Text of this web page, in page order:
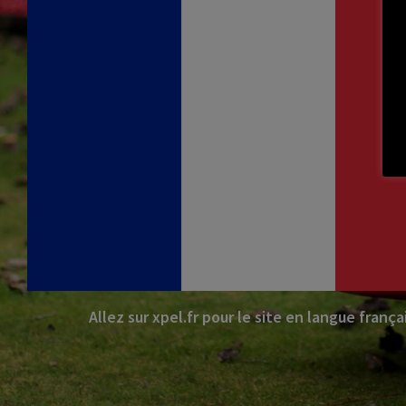
Allez sur xpel.fr pour le site en langue